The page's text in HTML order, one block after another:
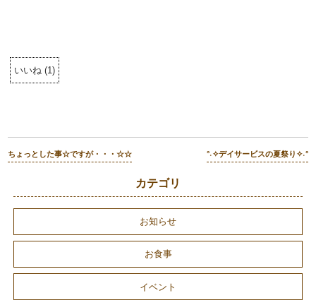
いいね (1)
ちょっとした事☆ですが・・・☆☆ °˖✧デイサービスの夏祭り✧˖°
カテゴリ
お知らせ
お食事
イベント